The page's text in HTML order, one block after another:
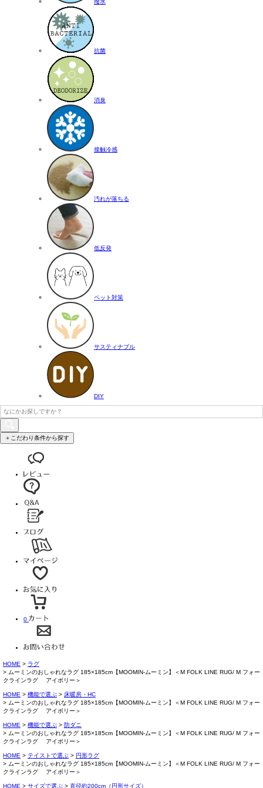
撥水
抗菌
消臭
接触冷感
汚れが落ちる
低反発
ペット対策
サスティナブル
DIY
＋こだわり条件から探す
0
HOME
ラグ
ムーミンのおしゃれなラグ 185×185cm【MOOMIN-ムーミン】＜M FOLK LINE RUG/ M フォー
クラインラグ アイボリー＞
HOME 機能で選ぶ
床暖房・HC
ムーミンのおしゃれなラグ 185×185cm【MOOMIN-ムーミン】＜M FOLK LINE RUG/ M フォー
クラインラグ アイボリー＞
HOME 機能で選ぶ
防ダニ
ムーミンのおしゃれなラグ 185×185cm【MOOMIN-ムーミン】＜M FOLK LINE RUG/ M フォー
クラインラグ アイボリー＞
HOME テイストで選ぶ
円形ラグ
ムーミンのおしゃれなラグ 185×185cm【MOOMIN-ムーミン】＜M FOLK LINE RUG/ M フォー
クラインラグ アイボリー＞
HOME サイズで選ぶ 直径約200cm（円形サイズ）